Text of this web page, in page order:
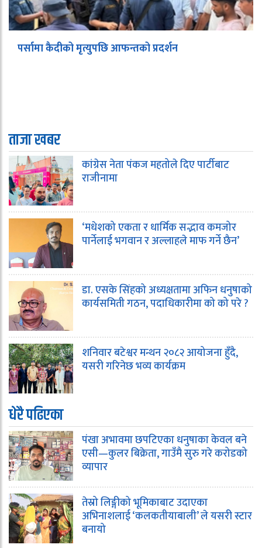
पर्सामा कैदीको मृत्युपछि आफन्तको प्रदर्शन
ताजा खबर
कांग्रेस नेता पंकज महतोले दिए पार्टीबाट
राजीनामा
‘मधेशको एकता र धार्मिक सद्भाव कमजोर
पार्नेलाई भगवान र अल्लाहले माफ गर्ने छैन’
डा. एसके सिंहको अध्यक्षतामा अफिन धनुषाको
कार्यसमिती गठन, पदाधिकारीमा को को परे ?
शनिवार बटेश्वर मन्थन २०८२ आयोजना हुँदै,
यसरी गरिनेछ भव्य कार्यक्रम
धेरै पढिएका
पंखा अभावमा छपटिएका धनुषाका केवल बने
एसी—कुलर बिक्रेता, गाउँमै सुरु गरे करोडको
व्यापार
तेस्रो लिङ्गीको भूमिकाबाट उदाएका
अभिनाशलाई ‘कलकतीयाबाली’ ले यसरी स्टार
बनायो